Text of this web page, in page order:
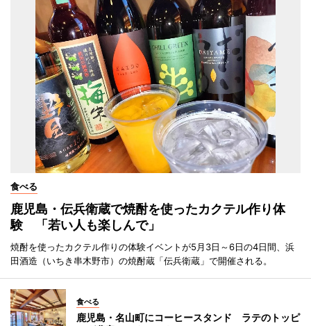
食べる
鹿児島・伝兵衛蔵で焼酎を使ったカクテル作り体
験 「若い人も楽しんで」
焼酎を使ったカクテル作りの体験イベントが5月3日～6日の4日間、浜
田酒造（いちき串木野市）の焼酎蔵「伝兵衛蔵」で開催される。
食べる
鹿児島・名山町にコーヒースタンド ラテのトッピ